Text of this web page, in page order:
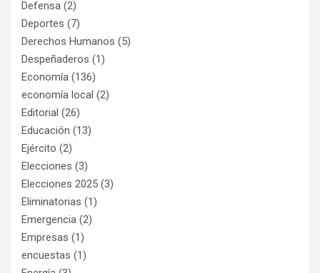
Defensa (2)
Deportes (7)
Derechos Humanos (5)
Despeñaderos (1)
Economía (136)
economía local (2)
Editorial (26)
Educación (13)
Ejército (2)
Elecciones (3)
Elecciones 2025 (3)
Eliminatorias (1)
Emergencia (2)
Empresas (1)
encuestas (1)